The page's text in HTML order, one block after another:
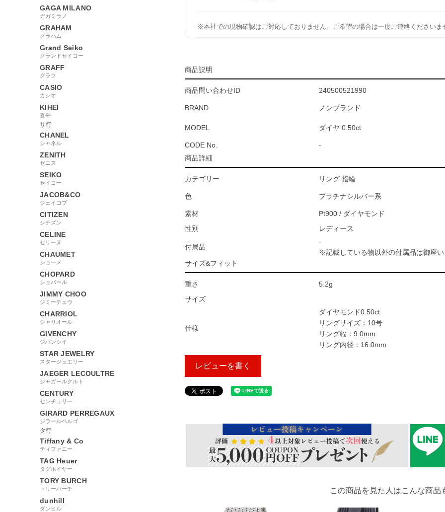
GAGA MILANO
ガガミラノ
GRAHAM
グラハム
Grand Seiko
グランドセイコー
GRAFF
グラフ
CASIO
カシオ
KIHEI
喜平
サ行
CHANEL
シャネル
ZENITH
ゼニス
SEIKO
セイコー
JACOB&CO
ジェイコブ
CITIZEN
シチズン
CELINE
セリーヌ
CHAUMET
ショーメ
CHOPARD
ショパール
JIMMY CHOO
ジミーチュウ
CHARRIOL
シャリオール
GIVENCHY
ジバンシイ
STAR JEWELRY
スタージュエリー
JAEGER LECOULTRE
ジャガールクルト
CENTURY
センチュリー
GIRARD PERREGAUX
ジラールペルゴ
タ行
Tiffany & Co
ティファニー
TAG Heuer
タグホイヤー
TORY BURCH
トリーバーチ
dunhill
ダンヒル
※本社での現物確認はご対応しておりません。ご希望の場合は一度ご連絡くださいま
商品説明
商品問い合わせID 240500521990
BRAND ノンブランド
MODEL ダイヤ 0.50ct
CODE No.
-
商品詳細
カテゴリー リング 指輪
色 プラチナシルバー系
素材
Pt900 / ダイヤモンド
性別
レディース
付属品
-
※記載している物以外の付属品は御座
サイズ&フィット
重さ
5.2g
サイズ
仕様
ダイヤモンド0.50ct
リングサイズ：10号
リング幅：9.0mm
リング内径：16.0mm
レビューを書く
この商品を見た人はこんな商品